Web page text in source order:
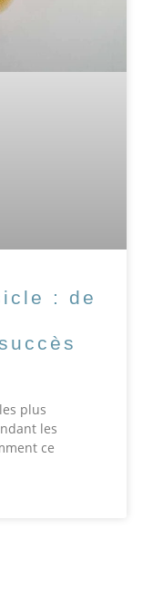
: de
plus
les
ce